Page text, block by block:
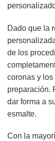
Dado que la
de los
coronas y
preparación.
dar forma a
esmalte.
Con la